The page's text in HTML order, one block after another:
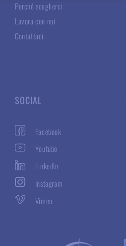
Perché sceglierci
Lavora con noi
Contattaci
SOCIAL
Facebook
Youtube
LinkedIn
Instagram
Vimeo